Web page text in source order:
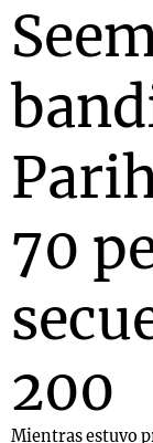
70
200
Mientras estuvo